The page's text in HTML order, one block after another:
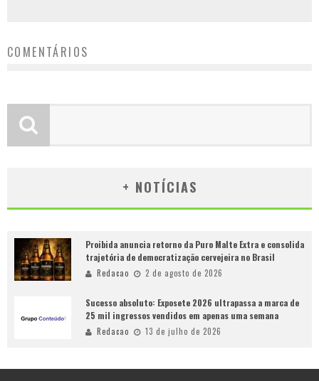
COMENTÁRIOS
+ NOTÍCIAS
Proibida anuncia retorno da Puro Malte Extra e consolida
trajetória de democratização cervejeira no Brasil
Redacao 2 de agosto de 2026
Sucesso absoluto: Exposete 2026 ultrapassa a marca de
25 mil ingressos vendidos em apenas uma semana
Redacao 13 de julho de 2026